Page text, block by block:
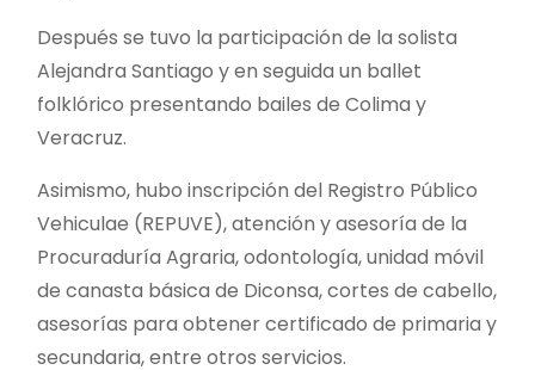
Después se tuvo la participación de la solista
Alejandra Santiago y en seguida un ballet
folklórico presentando bailes de Colima y
Veracruz.
Asimismo, hubo inscripción del Registro Público
Vehiculae (REPUVE), atención y asesoría de la
Procuraduría Agraria, odontología, unidad móvil
de canasta básica de Diconsa, cortes de cabello,
asesorías para obtener certificado de primaria y
secundaria, entre otros servicios.